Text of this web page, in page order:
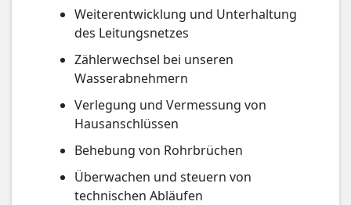
Weiterentwicklung und Unterhaltung
des Leitungsnetzes
Zählerwechsel bei unseren
Wasserabnehmern
Verlegung und Vermessung von
Hausanschlüssen
Behebung von Rohrbrüchen
Überwachen und steuern von
technischen Abläufen